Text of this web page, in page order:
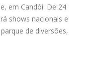
em Candói. De 24
shows nacionais e
de diversões,